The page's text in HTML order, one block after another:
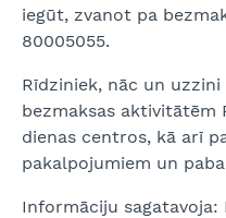
iegūt, zvanot pa
80005055.
Rīdziniek, nāc un
bezmaksas aktivitātēm
dienas centros, kā arī
pakalpojumiem un
Informāciju sagatavoja: